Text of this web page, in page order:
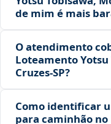
de mim é mais
O atendimento
Loteamento
Cruzes‑SP?
Como identificar
para caminhão